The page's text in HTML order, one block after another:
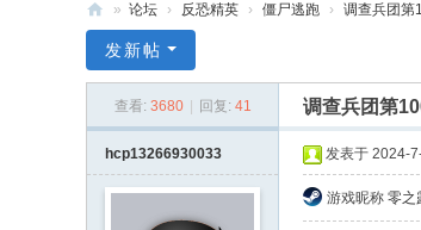
B
» 论坛 › 反恐精英 › 僵尸逃跑 › 调查兵团第
发新帖
查看: 3680 回复: 41 调查兵团第
hcp13266930033 发表于 2024-
游戏昵称 零之